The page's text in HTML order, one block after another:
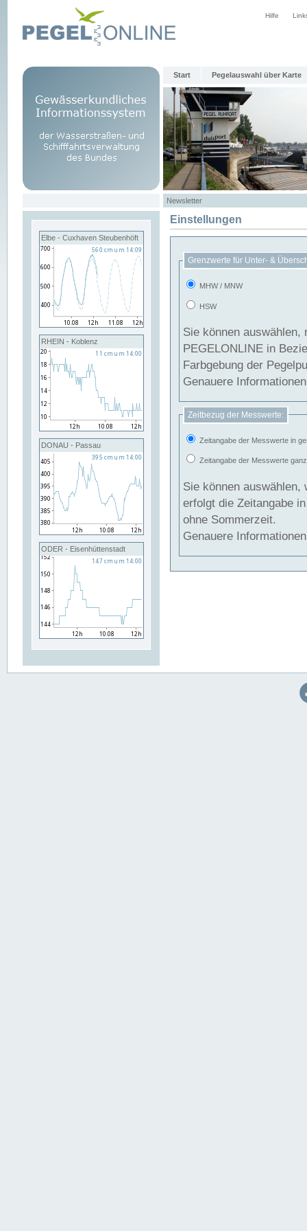
Hilfe
Start Pegelauswahl über Karte
Newsletter
Elbe - Cuxhaven Steubenhöft
RHEIN - Koblenz
DONAU - Passau
ODER - Eisenhüttenstadt
Einstellungen
Grenzwerte für Unter- &
MHW / MNW
HSW
Sie können
PEGELONLINE in Beziehung
Farbgebung der
Genauere
Zeitbezug der Messwerte:
Zeitangabe der Messwerte in
Zeitangabe der Messwerte
Sie können auswählen,
erfolgt die Zeitangabe
ohne Sommerzeit.
Genauere